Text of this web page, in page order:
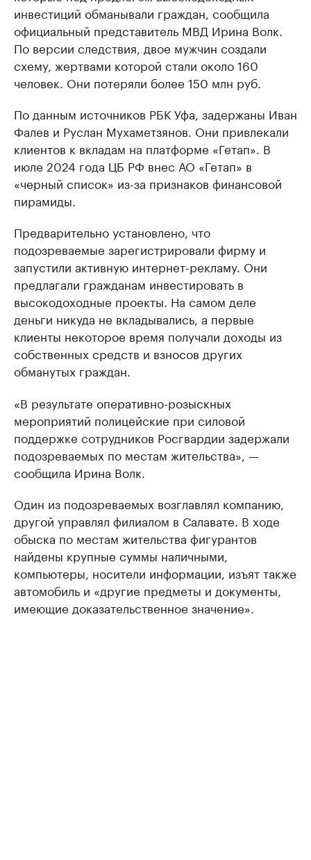
инвестиций обманывали граждан, сообщила
официальный представитель МВД Ирина Волк.
По версии следствия, двое мужчин создали
схему, жертвами которой стали около 160
человек. Они потеряли более 150 млн руб.
По данным источников РБК Уфа, задержаны Иван
Фалев и Руслан Мухаметзянов. Они привлекали
клиентов к вкладам на платформе «Гетап». В
июле 2024 года ЦБ РФ внес АО «Гетап» в
«черный список» из-за признаков финансовой
пирамиды.
Предварительно установлено, что
подозреваемые зарегистрировали фирму и
запустили активную интернет-рекламу. Они
предлагали гражданам инвестировать в
высокодоходные проекты. На самом деле
деньги никуда не вкладывались, а первые
клиенты некоторое время получали доходы из
собственных средств и взносов других
обманутых граждан.
«В результате оперативно-розыскных
мероприятий полицейские при силовой
поддержке сотрудников Росгвардии задержали
подозреваемых по местам жительства», —
сообщила Ирина Волк.
Один из подозреваемых возглавлял компанию,
другой управлял филиалом в Салавате. В ходе
обыска по местам жительства фигурантов
найдены крупные суммы наличными,
компьютеры, носители информации, изъят также
автомобиль и «другие предметы и документы,
имеющие доказательственное значение».